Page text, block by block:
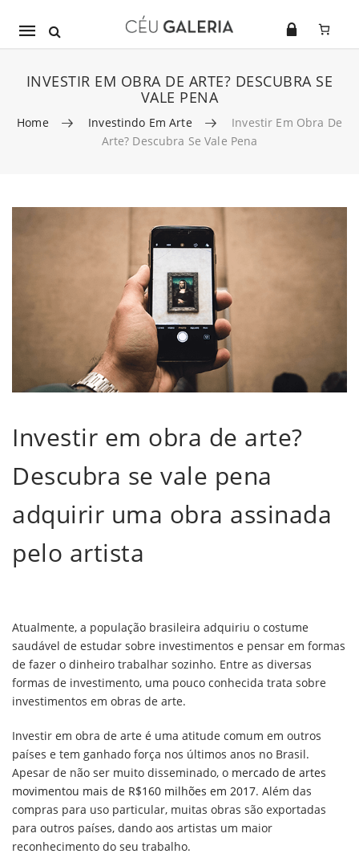
Mobile
INVESTIR EM OBRA DE ARTE? DESCUBRA SE
VALE PENA
Home Investindo Em Arte
Investir Em Obra De
Arte? Descubra Se Vale Pena
Investir em obra de arte?
Descubra se vale pena
adquirir uma obra assinada
pelo artista
Atualmente, a população brasileira adquiriu o costume
saudável de estudar sobre investimentos e pensar em formas
de fazer o dinheiro trabalhar sozinho. Entre as diversas
formas de investimento, uma pouco conhecida trata sobre
investimentos em obras de arte.
Investir em obra de arte é uma atitude comum em outros
países e tem ganhado força nos últimos anos no Brasil.
Apesar de não ser muito disseminado, o mercado de artes
movimentou mais de R$160 milhões em 2017. Além das
compras para uso particular, muitas obras são exportadas
para outros países, dando aos artistas um maior
reconhecimento do seu trabalho.